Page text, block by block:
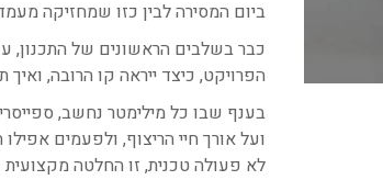
ביום המסירה לבין כזו שמחזיקה
כבר בשלבים הראשונים של התכנון,
הפרויקט, כיצד ייראה קו הרובה,
בענף שבו כל מילימטר נחשב,
ועל אורך חיי הריצוף, ולפעמים
לא פעולה טכנית, זו החלטה